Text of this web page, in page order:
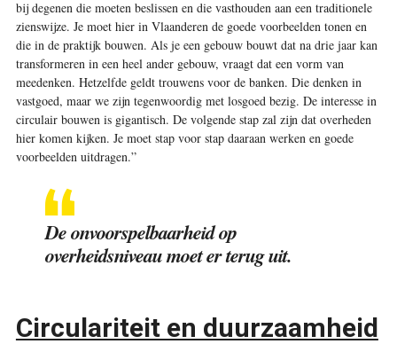
bij degenen die moeten beslissen en die vasthouden aan een traditionele
zienswijze. Je moet hier in Vlaanderen de goede voorbeelden tonen en
die in de praktijk bouwen. Als je een gebouw bouwt dat na drie jaar kan
transformeren in een heel ander gebouw, vraagt dat een vorm van
meedenken. Hetzelfde geldt trouwens voor de banken. Die denken in
vastgoed, maar we zijn tegenwoordig met losgoed bezig. De interesse in
circulair bouwen is gigantisch. De volgende stap zal zijn dat overheden
hier komen kijken. Je moet stap voor stap daaraan werken en goede
voorbeelden uitdragen.”
De onvoorspelbaarheid op
overheidsniveau moet er terug uit.
Circulariteit en duurzaamheid